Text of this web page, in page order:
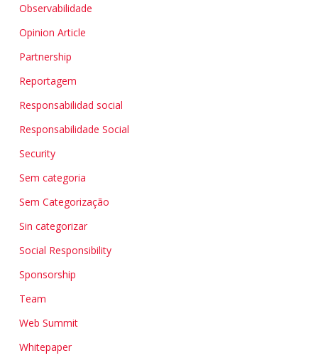
Observabilidade
Opinion Article
Partnership
Reportagem
Responsabilidad social
Responsabilidade Social
Security
Sem categoria
Sem Categorização
Sin categorizar
Social Responsibility
Sponsorship
Team
Web Summit
Whitepaper